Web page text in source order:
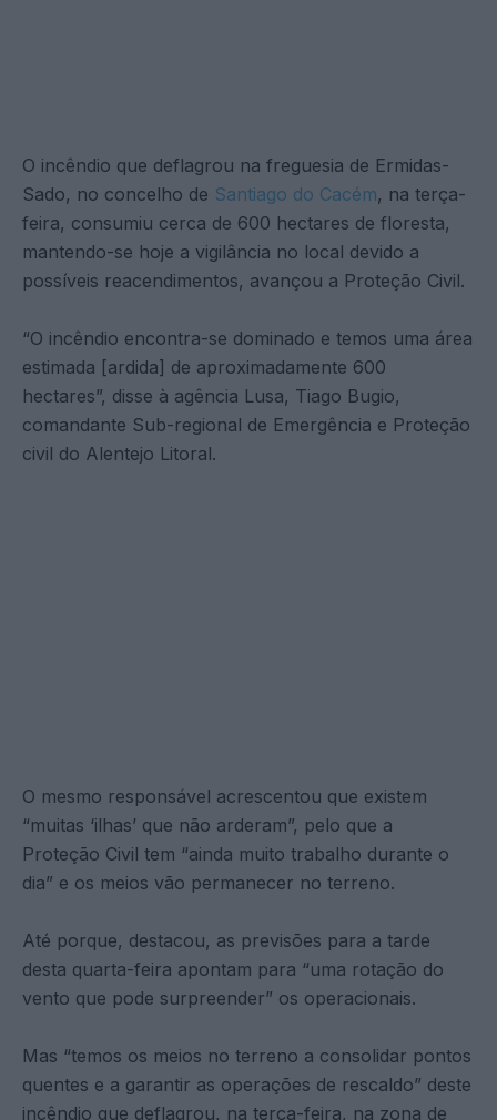
O incêndio que deflagrou na freguesia de Ermidas-
Sado, no concelho de Santiago do Cacém, na terça-
feira, consumiu cerca de 600 hectares de floresta,
mantendo-se hoje a vigilância no local devido a
possíveis reacendimentos, avançou a Proteção Civil.
“O incêndio encontra-se dominado e temos uma área
estimada [ardida] de aproximadamente 600
hectares”, disse à agência Lusa, Tiago Bugio,
comandante Sub-regional de Emergência e Proteção
civil do Alentejo Litoral.
O mesmo responsável acrescentou que existem
“muitas ‘ilhas’ que não arderam”, pelo que a
Proteção Civil tem “ainda muito trabalho durante o
dia” e os meios vão permanecer no terreno.
Até porque, destacou, as previsões para a tarde
desta quarta-feira apontam para “uma rotação do
vento que pode surpreender” os operacionais.
Mas “temos os meios no terreno a consolidar pontos
quentes e a garantir as operações de rescaldo” deste
incêndio que deflagrou, na terça-feira, na zona de